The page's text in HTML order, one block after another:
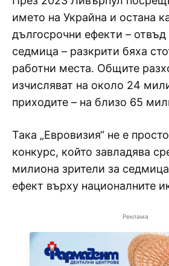
името на Украйна и остана
дългосрочни ефекти –
седмица – разкрити бяха
работни места. Общите
изчисляват на около 24
приходите – на близо 65
Така „Евровизия“ не е
конкурс, който завладява
милиона зрители за
ефект върху националните
Реклама